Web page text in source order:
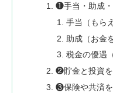
❶手当・助成
手当（もら
助成（お金
税金の優遇
❷貯金と投資
❸保険や共済